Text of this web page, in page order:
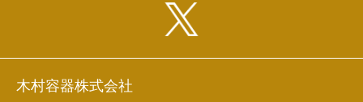
木村容器株式会社